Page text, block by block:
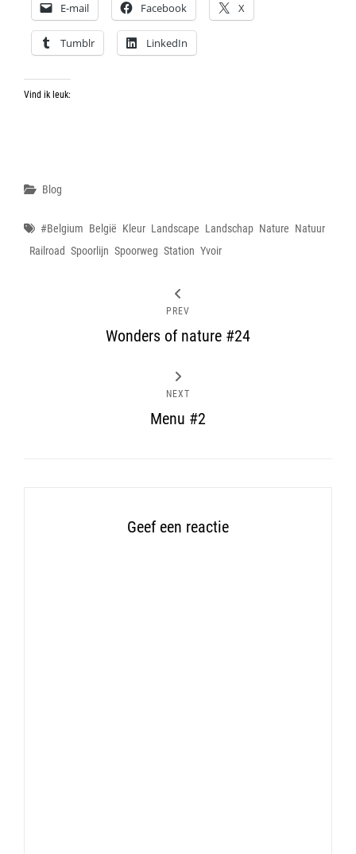
E-mail Facebook X
Tumblr LinkedIn
Vind ik leuk:
Categories
Blog
Tags
#belgium België Kleur Landscape Landschap Nature Natuur
Railroad Spoorlijn Spoorweg Station Yvoir
PREV
Wonders of nature #24
NEXT
Menu #2
Geef een reactie